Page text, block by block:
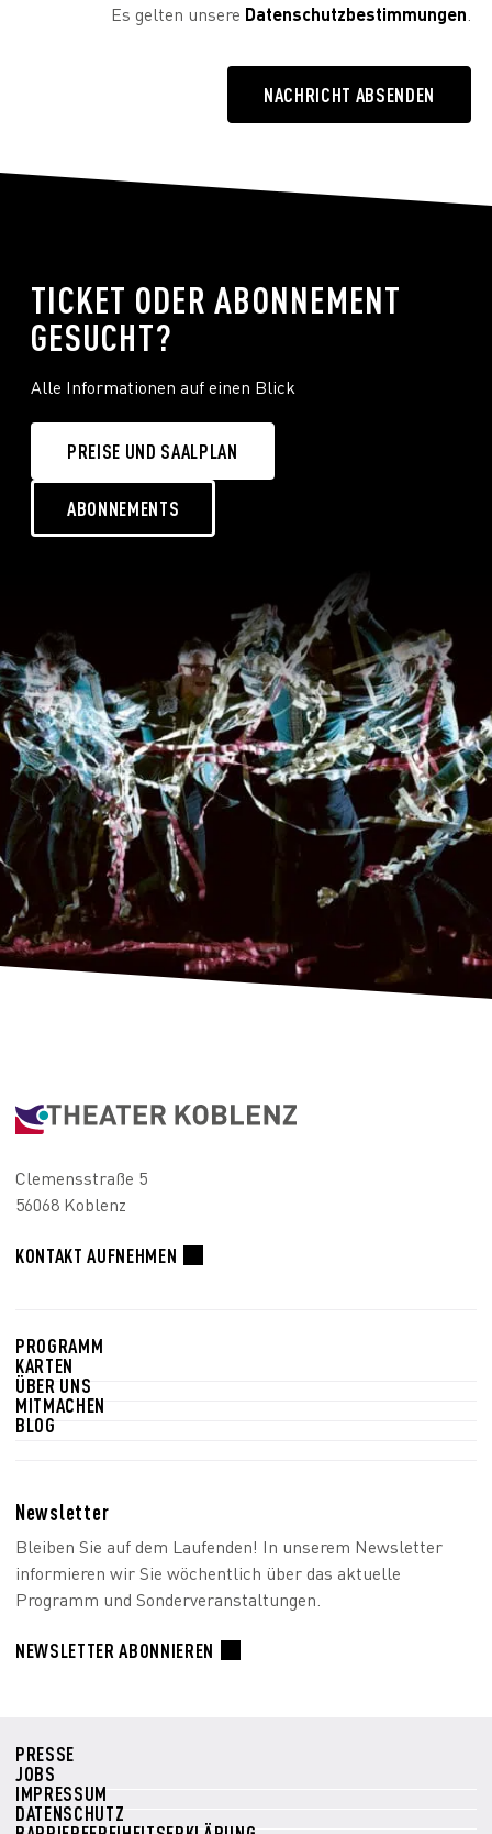
Es gelten unsere Datenschutzbestimmungen
TICKET ODER ABONNEMENT
GESUCHT?
Alle Informationen auf einen Blick
PREISE UND SAALPLAN
ABONNEMENTS
Clemensstraße 5
56068 Koblenz
KONTAKT AUFNEHMEN
PROGRAMM
KARTEN
ÜBER UNS
MITMACHEN
BLOG
Newsletter
Bleiben Sie auf dem Laufenden! In unserem Newsletter
informieren wir Sie wöchentlich über das aktuelle
Programm und Sonderveranstaltungen.
NEWSLETTER ABONNIEREN
PRESSE
JOBS
IMPRESSUM
DATENSCHUTZ